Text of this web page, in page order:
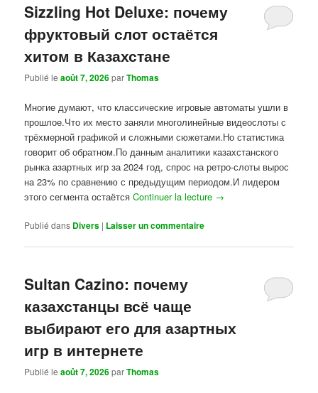
Sizzling Hot Deluxe: почему
фруктовый слот остаётся
хитом в Казахстане
Publié leaoût 7, 2026parThomas
Многие думают, что классические игровые автоматы ушли в
прошлое.Что их место заняли многолинейные видеослоты с
трёхмерной графикой и сложными сюжетами.Но статистика
говорит об обратном.По данным аналитики казахстанского
рынка азартных игр за 2024 год, спрос на ретро-слоты вырос
на 23% по сравнению с предыдущим периодом.И лидером
этого сегмента остаётсяContinuer la lecture →
Publié dans Divers | Laisser un commentaire
Sultan Cazino: почему
казахстанцы всё чаще
выбирают его для азартных
игр в интернете
Publié leaoût 7, 2026parThomas